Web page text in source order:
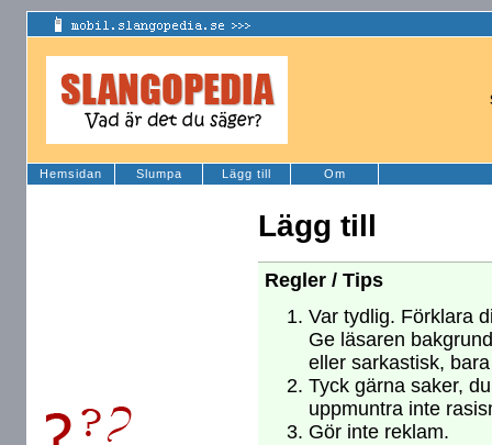
Hemsidan Slumpa Lägg till Om
Lägg till
Regler / Tips
Var tydlig. Förklara
Ge läsaren
eller sarkastisk,
Tyck gärna saker,
uppmuntra inte
Gör inte reklam.